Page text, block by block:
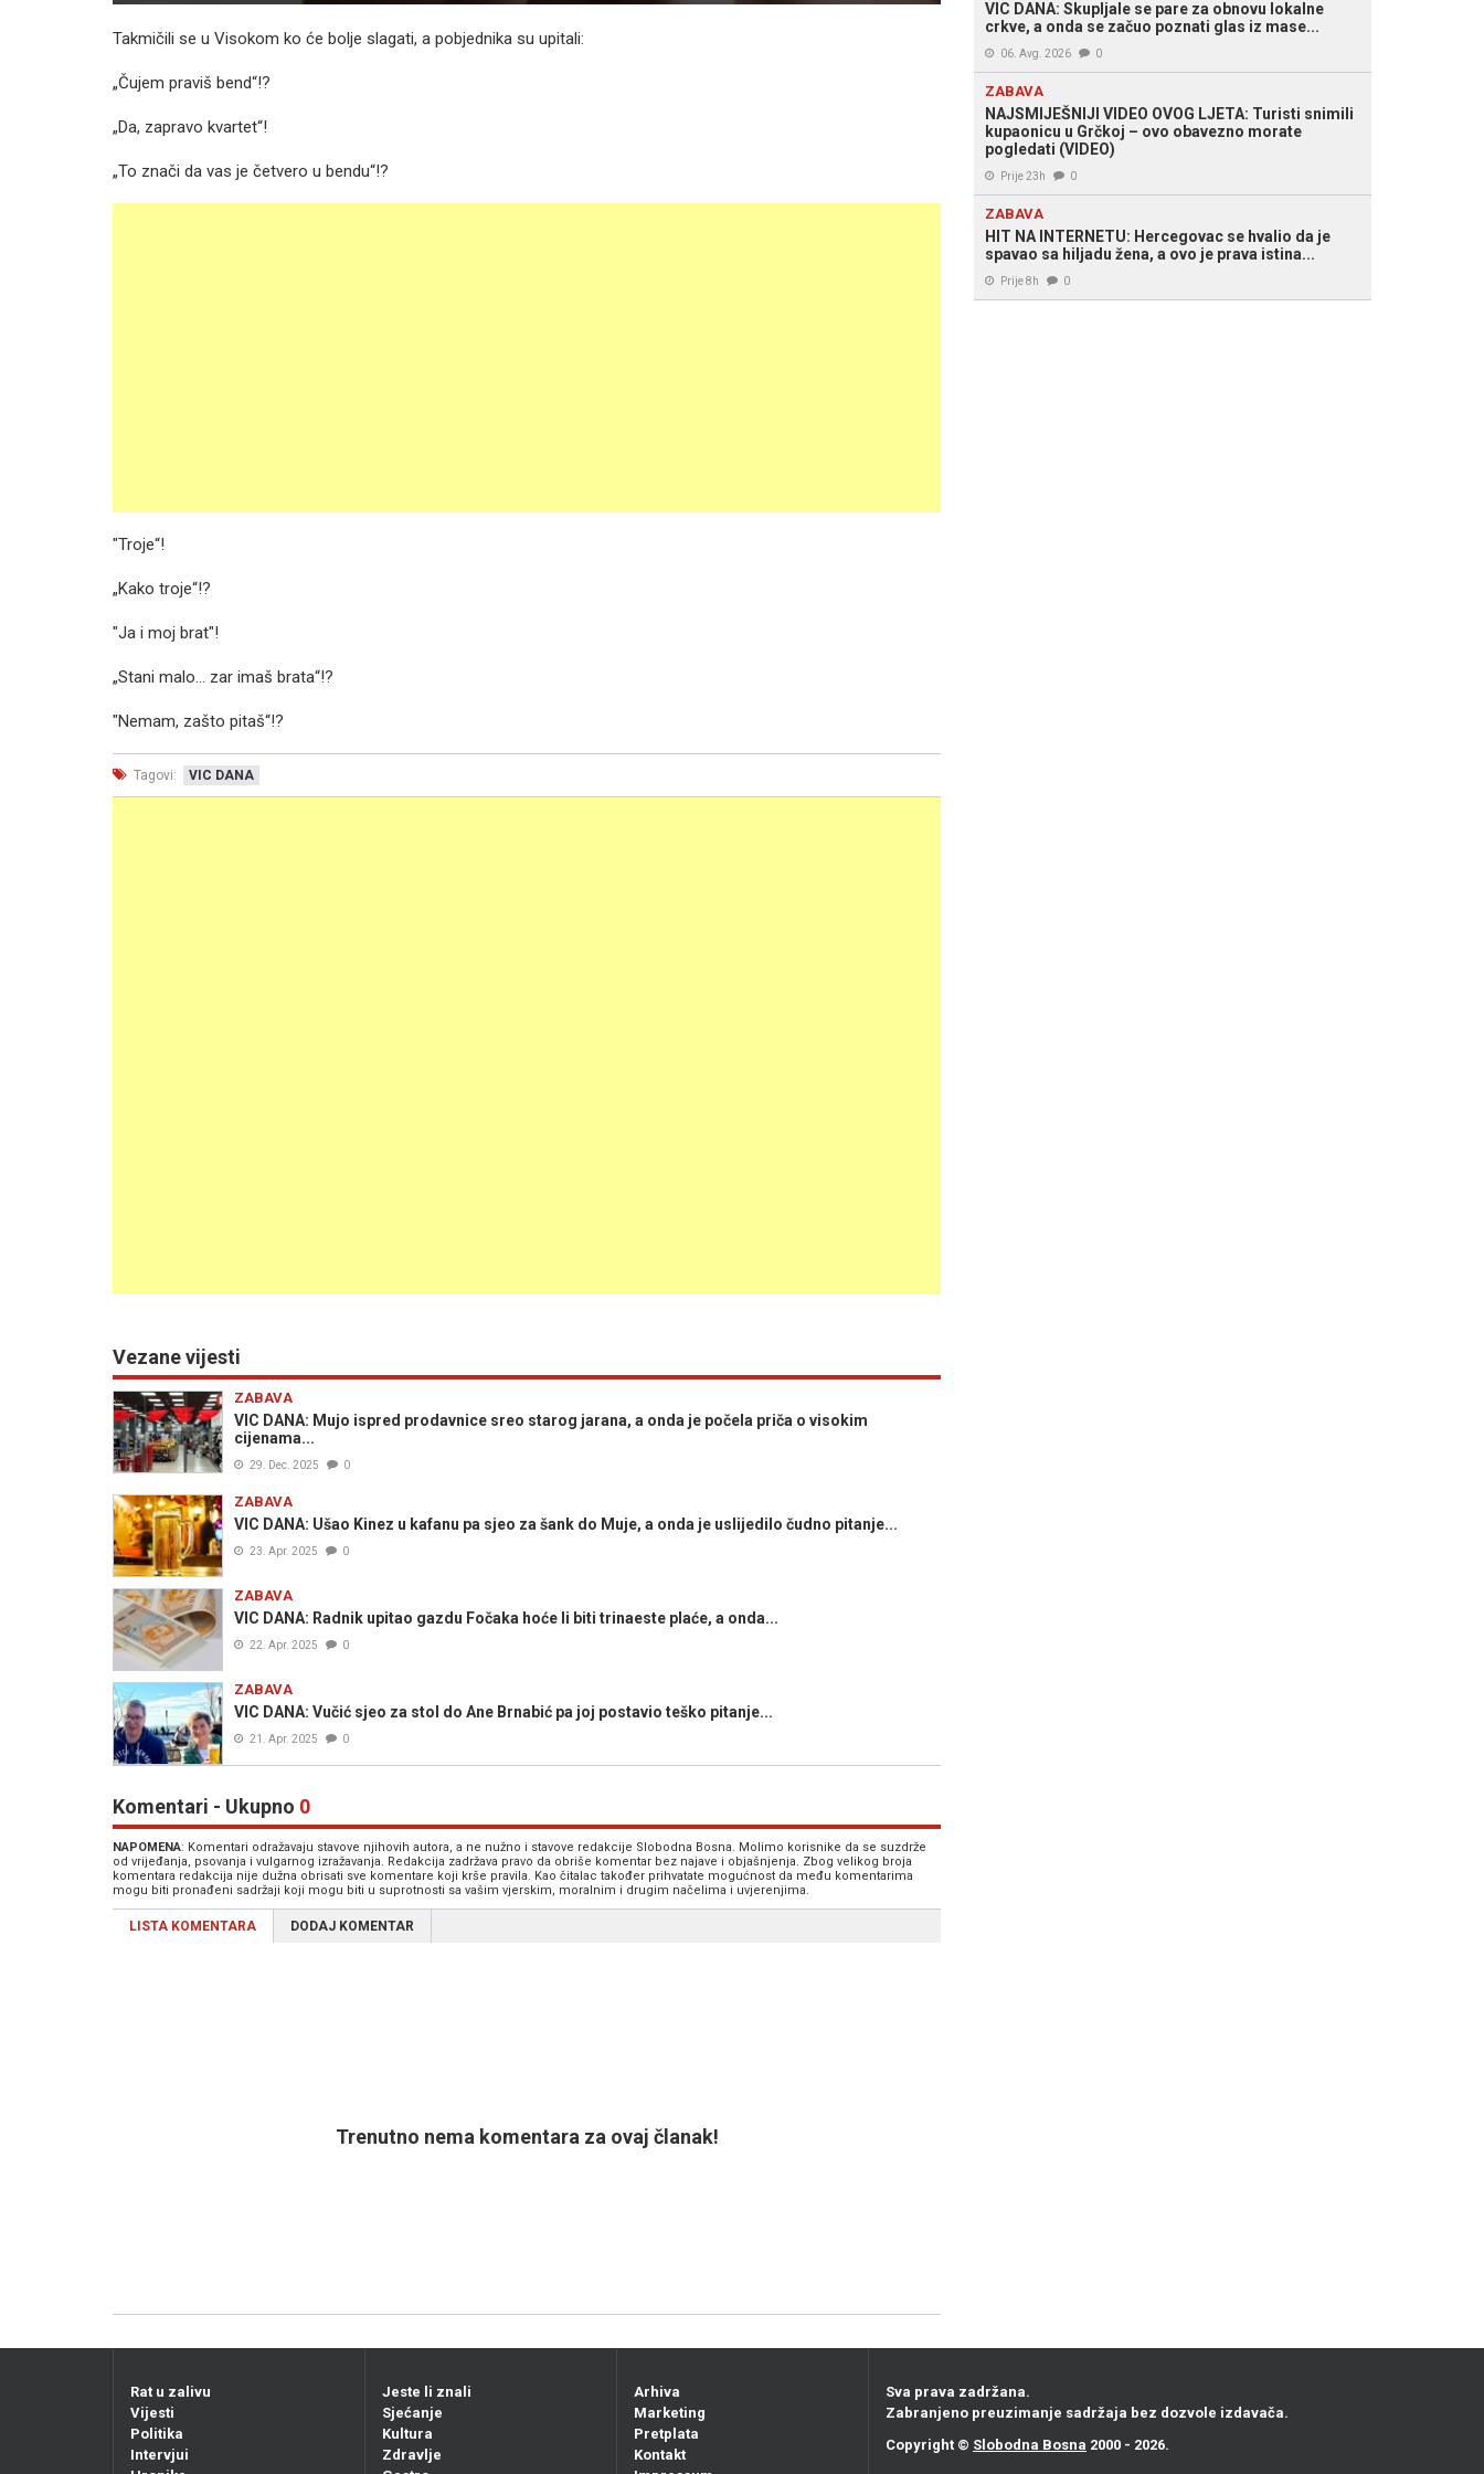
Takmičili se u Visokom ko će bolje slagati, a pobjednika su upitali:
„Čujem praviš bend“!?
„Da, zapravo kvartet“!
„To znači da vas je četvero u bendu“!?
"Troje“!
„Kako troje“!?
"Ja i moj brat"!
„Stani malo... zar imaš brata“!?
"Nemam, zašto pitaš“!?
Tagovi: VIC DANA
Vezane vijesti
ZABAVA
VIC DANA: Mujo ispred prodavnice sreo starog jarana, a onda je počela priča o visokim
cijenama...
29. Dec. 2025 0
ZABAVA
VIC DANA: Ušao Kinez u kafanu pa sjeo za šank do Muje, a onda je uslijedilo čudno pitanje...
23. Apr. 2025 0
ZABAVA
VIC DANA: Radnik upitao gazdu Fočaka hoće li biti trinaeste plaće, a onda...
22. Apr. 2025 0
ZABAVA
VIC DANA: Vučić sjeo za stol do Ane Brnabić pa joj postavio teško pitanje...
21. Apr. 2025 0
Komentari - Ukupno 0
NAPOMENA: Komentari odražavaju stavove njihovih autora, a ne nužno i stavove redakcije Slobodna Bosna. Molimo korisnike da se suzdrže
od vrijeđanja, psovanja i vulgarnog izražavanja. Redakcija zadržava pravo da obriše komentar bez najave i objašnjenja. Zbog velikog broja
komentara redakcija nije dužna obrisati sve komentare koji krše pravila. Kao čitalac također prihvatate mogućnost da među komentarima
mogu biti pronađeni sadržaji koji mogu biti u suprotnosti sa vašim vjerskim, moralnim i drugim načelima i uvjerenjima.
LISTA KOMENTARA DODAJ KOMENTAR
Trenutno nema komentara za ovaj članak!
VIC DANA: Skupljale se pare za obnovu lokalne
crkve, a onda se začuo poznati glas iz mase...
06. Avg. 2026 0
ZABAVA
NAJSMIJEŠNIJI VIDEO OVOG LJETA: Turisti snimili
kupaonicu u Grčkoj – ovo obavezno morate
pogledati (VIDEO)
Prije 23h 0
ZABAVA
HIT NA INTERNETU: Hercegovac se hvalio da je
spavao sa hiljadu žena, a ovo je prava istina...
Prije 8h 0
Rat u zalivu
Vijesti
Politika
Intervjui
Jeste li znali
Sjećanje
Kultura
Zdravlje
Arhiva
Marketing
Pretplata
Kontakt
Sva prava zadržana.
Zabranjeno preuzimanje sadržaja bez dozvole izdavača.
Copyright © Slobodna Bosna 2000 - 2026.